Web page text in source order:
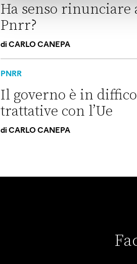
Ha senso rinunciare
Pnrr?
diCARLO CANEPA
PNRR
Il governo è in
trattative con l’Ue
diCARLO CANEPA